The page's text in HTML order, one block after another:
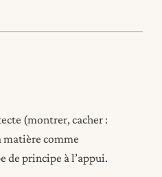
(montrer, cacher :
comme
de principe à l’appui.